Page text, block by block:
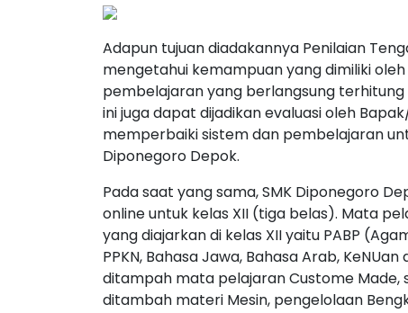
Adapun tujuan diadakannya Penilaian
mengetahui kemampuan yang dimiliki
pembelajaran yang berlangsung terhitung
ini juga dapat dijadikan evaluasi oleh
memperbaiki sistem dan pembelajaran
Diponegoro Depok.
Pada saat yang sama, SMK Diponegoro
online untuk kelas XII (tiga belas). Mata
yang diajarkan di kelas XII yaitu PABP
PPKN, Bahasa Jawa, Bahasa Arab,
ditampah mata pelajaran Custome Made,
ditambah materi Mesin, pengelolaan